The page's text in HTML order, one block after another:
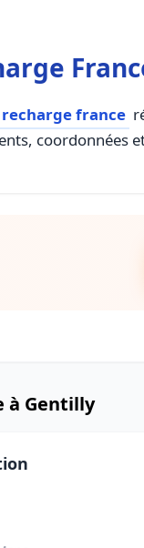
france
coordonnées
à Gentilly